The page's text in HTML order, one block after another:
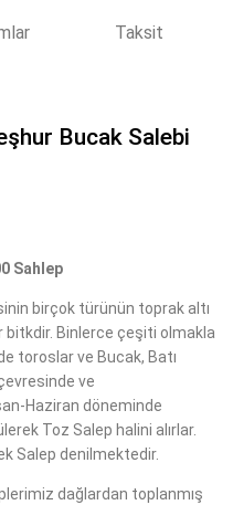
Taksit
Bucak Salebi
Sahlep
birçok türünün toprak altı
Binlerce çeşiti olmakla
toroslar ve Bucak, Batı
ve
Haziran döneminde
Toz Salep halini alırlar.
Salep denilmektedir.
dağlardan toplanmış